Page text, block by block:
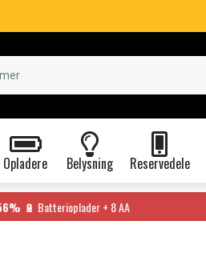
Opladere Belysning Reservedele
🔋 Batterioplader + 8 AA